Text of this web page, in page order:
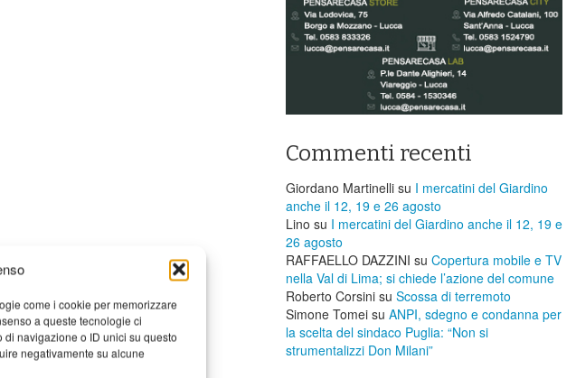
come i cookie per memorizzare
a queste tecnologie ci
navigazione o ID unici su questo
negativamente su alcune
Commenti recenti
Giordano Martinelli su I mercatini del Giardino
anche il 12, 19 e 26 agosto
Lino su I mercatini del Giardino anche il 12, 19 e
26 agosto
RAFFAELLO DAZZINI su ​Copertura mobile e TV
nella Val di Lima; si chiede l’azione del comune
Roberto Corsini su Scossa di terremoto
Simone Tomei su ANPI, sdegno e condanna per
la scelta del sindaco Puglia: “Non si
strumentalizzi Don Milani”